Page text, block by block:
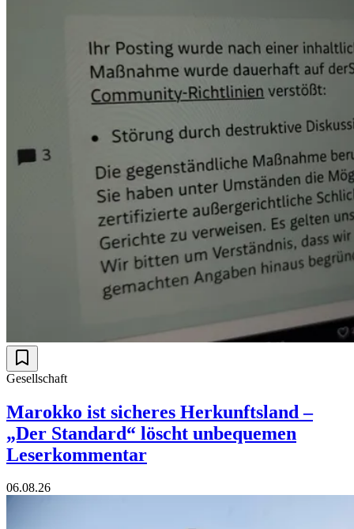
Gesellschaft
Marokko ist sicheres Herkunftsland –
„Der Standard“ löscht unbequemen
Leserkommentar
06.08.26